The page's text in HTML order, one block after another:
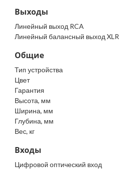
Выходы
Линейный выход RCA
Линейный балансный выход XLR
Общие
Тип устройства
Цвет
Гарантия
Высота, мм
Ширина, мм
Глубина, мм
Вес, кг
Входы
Цифровой оптический вход